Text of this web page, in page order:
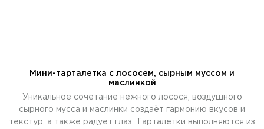
Мини-тарталетка с лососем, сырным муссом и
маслинкой
Уникальное сочетание нежного лосося, воздушного
сырного мусса и маслинки создаёт гармонию вкусов и
текстур, а также радует глаз. Тарталетки выполняются из